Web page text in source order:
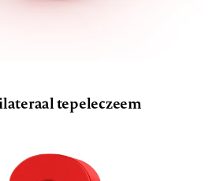
tepeleczeem